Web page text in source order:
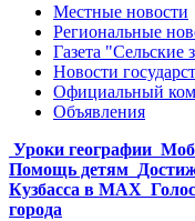
Местные новости
Региональные
Газета "Сельские
Новости
Официальный
Объявления
Уроки географии
Помощь детям
Кузбасса в MAX
города